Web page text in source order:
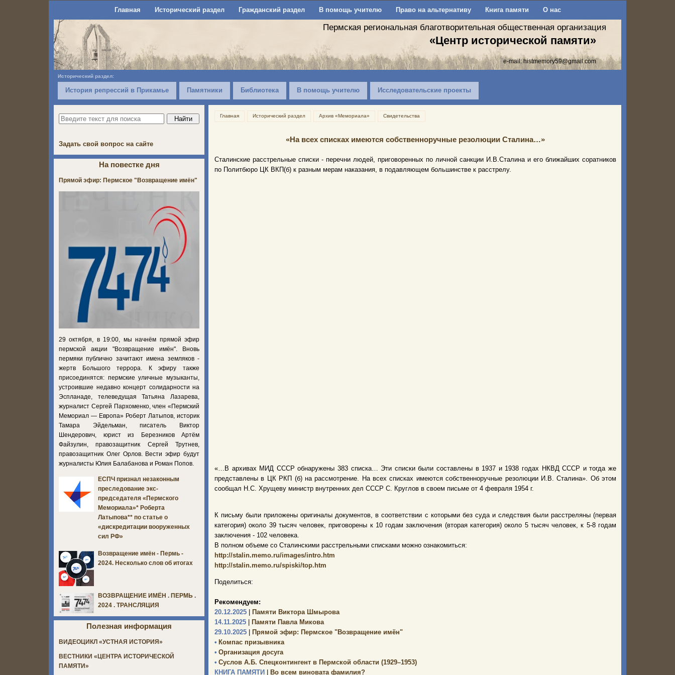
Главная Исторический раздел Гражданский раздел В помощь учителю Право на альтернативу Книга памяти О нас
Пермская региональная благотворительная общественная организация
«Центр исторической памяти»
e-mail:histmemory59@gmail.com
Исторический раздел:
История репрессий в Прикамье Памятники Библиотека В помощь учителю Исследовательские проекты
Главная Исторический раздел Архив «Мемориала» Свидетельства
«На всех списках имеются собственноручные резолюции Сталина…»
Сталинские расстрельные списки - перечни людей, приговоренных по личной санкции И.В.Сталина и его ближайших соратников
по Политбюро ЦК ВКП(б) к разным мерам наказания, в подавляющем большинстве к расстрелу.
«…В архивах МИД СССР обнаружены 383 списка… Эти списки были составлены в 1937 и 1938 годах НКВД СССР и тогда же
представлены в ЦК РКП (б) на рассмотрение. На всех списках имеются собственноручные резолюции И.В. Сталина». Об этом
сообщал Н.С. Хрущеву министр внутренних дел СССР С. Круглов в своем письме от 4 февраля 1954 г.
К письму были приложены оригиналы документов, в соответствии с которыми без суда и следствия были расстреляны (первая
категория) около 39 тысяч человек, приговорены к 10 годам заключения (вторая категория) около 5 тысяч человек, к 5-8 годам
заключения - 102 человека.
В полном объеме со Сталинскими расстрельными списками можно ознакомиться:
http://stalin.memo.ru/images/intro.htm
http://stalin.memo.ru/spiski/top.htm
Поделиться:
Рекомендуем:
20.12.2025
Памяти Виктора Шмырова
14.11.2025
Памяти Павла Микова
29.10.2025
Прямой эфир: Пермское "Возвращение имён"
• Компас призывника
• Организация досуга
• Суслов А.Б. Спецконтингент в Пермской области (1929–1953)
КНИГА ПАМЯТИ
Во всем виновата фамилия?
Задать свой вопрос на сайте
На повестке дня
Прямой эфир: Пермское "Возвращение имён"
29 октября, в 19:00, мы начнём прямой эфир
пермской акции "Возвращение имён". Вновь
пермяки публично зачитают имена земляков -
жертв Большого террора. К эфиру также
присоединятся: пермские уличные музыканты,
устроившие недавно концерт солидарности на
Эспланаде, телеведущая Татьяна Лазарева,
журналист Сергей Пархоменко, член «Пермский
Мемориал — Европа» Роберт Латыпов, историк
Тамара Эйдельман, писатель Виктор
Шендерович, юрист из Березников Артём
Файзулин, правозащитник Сергей Трутнев,
правозащитник Олег Орлов. Вести эфир будут
журналисты Юлия Балабанова и Роман Попов.
ЕСПЧ признал незаконным
преследование экс-
председателя «Пермского
Мемориала»* Роберта
Латыпова** по статье о
«дискредитации вооруженных
сил РФ»
Возвращение имён - Пермь -
2024. Несколько слов об итогах
ВОЗВРАЩЕНИЕ ИМЁН . ПЕРМЬ .
2024 . ТРАНСЛЯЦИЯ
Полезная информация
ВИДЕОЦИКЛ «УСТНАЯ ИСТОРИЯ»
ВЕСТНИКИ «ЦЕНТРА ИСТОРИЧЕСКОЙ
ПАМЯТИ»